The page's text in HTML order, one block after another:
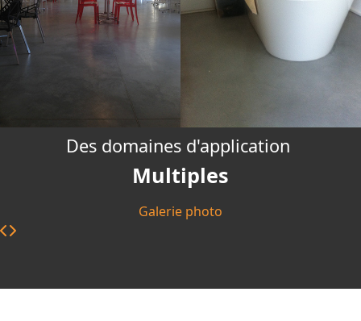
Des domaines d'application
Multiples
Galerie photo